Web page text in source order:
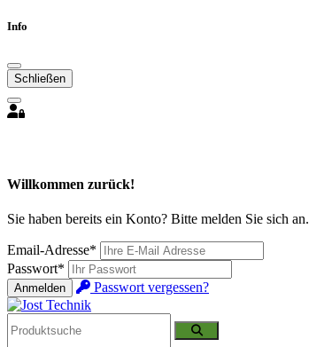
Info
Schließen
Willkommen zurück!
Sie haben bereits ein Konto? Bitte melden Sie sich an.
Email-Adresse*
Passwort*
Anmelden Passwort vergessen?